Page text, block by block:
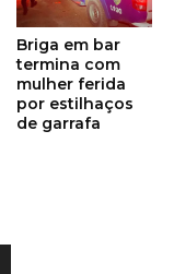
Briga em bar
termina com
mulher ferida
por estilhaços
de garrafa